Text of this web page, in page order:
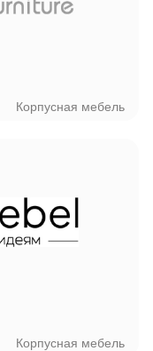
Корпусная мебель
Корпусная мебель